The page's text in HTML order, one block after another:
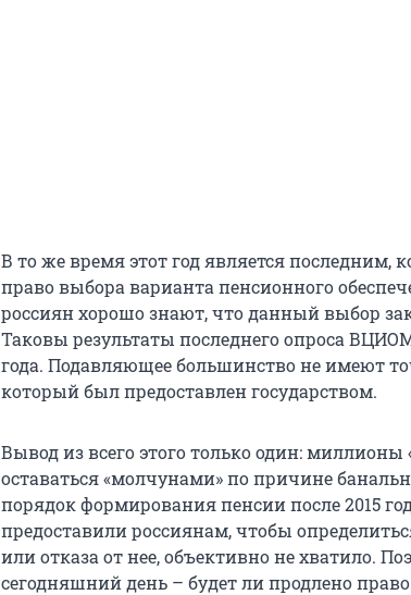
В то же время этот год является последним,
право выбора варианта пенсионного
россиян хорошо знают, что данный выбор
Таковы результаты последнего опроса
года. Подавляющее большинство не имеют
который был предоставлен государством.
Вывод из всего этого только один:
оставаться «молчунами» по причине
порядок формирования пенсии после 2015
предоставили россиянам, чтобы
или отказа от нее, объективно не хватило.
сегодняшний день – будет ли продлено